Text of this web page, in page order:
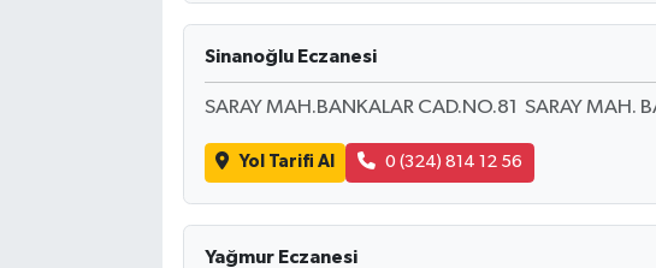
Sinanoğlu Eczanesi
SARAY MAH.BANKALAR CAD.NO.81 SARAY MAH.
Yol Tarifi Al 0 (324) 814 12 56
Yağmur Eczanesi